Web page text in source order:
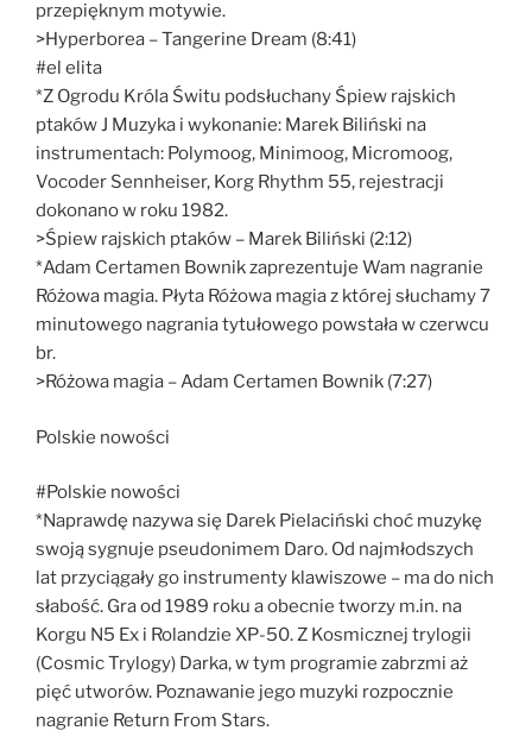
przepięknym motywie.
>Hyperborea – Tangerine Dream (8:41)
#el elita
*Z Ogrodu Króla Świtu podsłuchany Śpiew rajskich
ptaków J Muzyka i wykonanie: Marek Biliński na
instrumentach: Polymoog, Minimoog, Micromoog,
Vocoder Sennheiser, Korg Rhythm 55, rejestracji
dokonano w roku 1982.
>Śpiew rajskich ptaków – Marek Biliński (2:12)
*Adam Certamen Bownik zaprezentuje Wam nagranie
Różowa magia. Płyta Różowa magia z której słuchamy 7
minutowego nagrania tytułowego powstała w czerwcu
br.
>Różowa magia – Adam Certamen Bownik (7:27)
Polskie nowości
#Polskie nowości
*Naprawdę nazywa się Darek Pielaciński choć muzykę
swoją sygnuje pseudonimem Daro. Od najmłodszych
lat przyciągały go instrumenty klawiszowe – ma do nich
słabość. Gra od 1989 roku a obecnie tworzy m.in. na
Korgu N5 Ex i Rolandzie XP-50. Z Kosmicznej trylogii
(Cosmic Trylogy) Darka, w tym programie zabrzmi aż
pięć utworów. Poznawanie jego muzyki rozpocznie
nagranie Return From Stars.